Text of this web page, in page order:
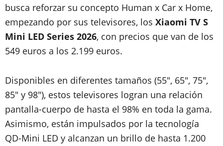
busca reforzar su concepto Human x Car x Home,
empezando por sus televisores, los Xiaomi TV S
Mini LED Series 2026, con precios que van de los
549 euros a los 2.199 euros.
Disponibles en diferentes tamaños (55", 65", 75",
85" y 98"), estos televisores logran una relación
pantalla-cuerpo de hasta el 98% en toda la gama.
Asimismo, están impulsados por la tecnología
QD-Mini LED y alcanzan un brillo de hasta 1.200